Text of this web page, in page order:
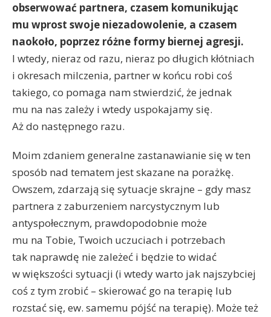
obserwować partnera, czasem komunikując
mu wprost swoje niezadowolenie, a czasem
naokoło, poprzez różne formy biernej agresji.
I wtedy, nieraz od razu, nieraz po długich kłótniach
i okresach milczenia, partner w końcu robi coś
takiego, co pomaga nam stwierdzić, że jednak
mu na nas zależy i wtedy uspokajamy się.
Aż do następnego razu.
Moim zdaniem generalne zastanawianie się w ten
sposób nad tematem jest skazane na porażkę.
Owszem, zdarzają się sytuacje skrajne – gdy masz
partnera z zaburzeniem narcystycznym lub
antyspołecznym, prawdopodobnie może
mu na Tobie, Twoich uczuciach i potrzebach
tak naprawdę nie zależeć i będzie to widać
w większości sytuacji (i wtedy warto jak najszybciej
coś z tym zrobić – skierować go na terapię lub
rozstać się, ew. samemu pójść na terapię). Może też